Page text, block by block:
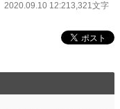
2020.09.10 12:213,321文字